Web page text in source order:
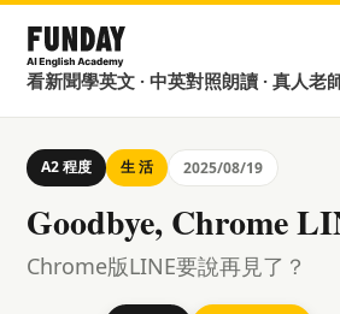
看新聞學英文 · 中英對照朗讀 · 真人老
A2 程度 生 活 2025/08/19
Goodbye, Chrome
Chrome版LINE要說再見了？